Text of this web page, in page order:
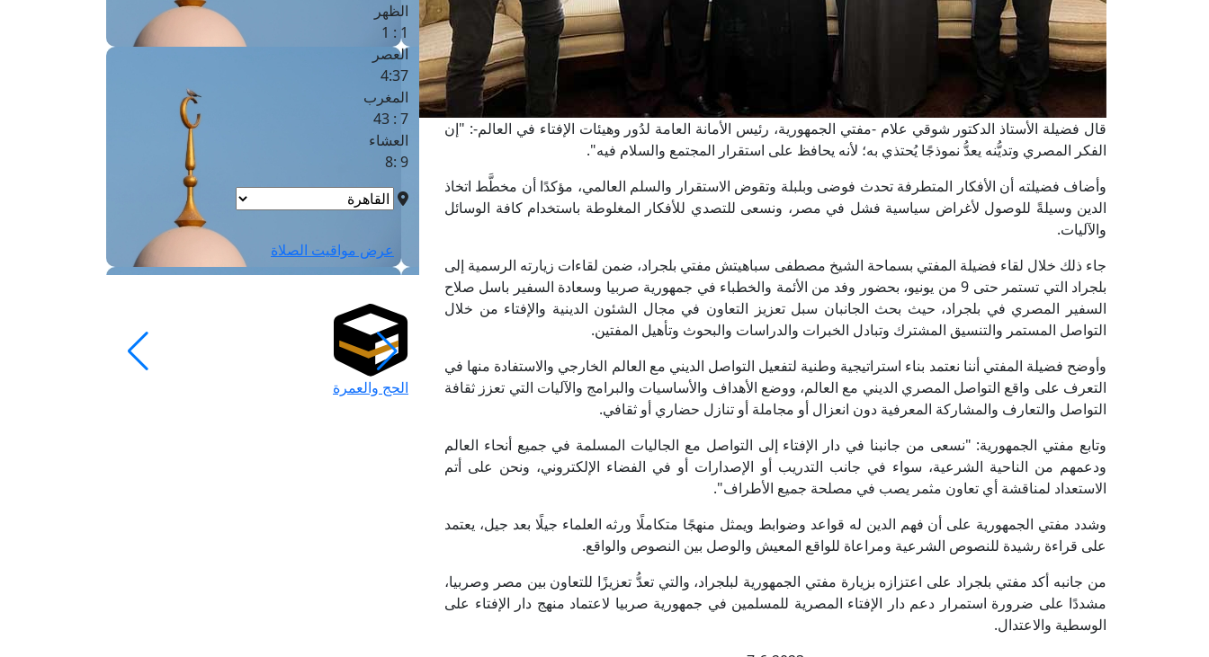
قال فضيلة الأستاذ الدكتور شوقي علام -مفتي الجمهورية، رئيس الأمانة العامة لدُور وهيئات الإفتاء في العالم-: "إن
الفكر المصري وتديُّنه يعدُّ نموذجًا يُحتذي به؛ لأنه يحافظ على استقرار المجتمع والسلام فيه".
وأضاف فضيلته أن الأفكار المتطرفة تحدث فوضى وبلبلة وتقوض الاستقرار والسلم العالمي، مؤكدًا أن مخطَّط اتخاذ
الدين وسيلةً للوصول لأغراض سياسية فشل في مصر، ونسعى للتصدي للأفكار المغلوطة باستخدام كافة الوسائل
والآليات.
جاء ذلك خلال لقاء فضيلة المفتي بسماحة الشيخ مصطفى سباهيتش مفتي بلجراد، ضمن لقاءات زيارته الرسمية إلى
بلجراد التي تستمر حتى 9 من يونيو، بحضور وفد من الأئمة والخطباء في جمهورية صربيا وسعادة السفير باسل صلاح
السفير المصري في بلجراد، حيث بحث الجانبان سبل تعزيز التعاون في مجال الشئون الدينية والإفتاء من خلال
التواصل المستمر والتنسيق المشترك وتبادل الخبرات والدراسات والبحوث وتأهيل المفتين.
وأوضح فضيلة المفتي أننا نعتمد بناء استراتيجية وطنية لتفعيل التواصل الديني مع العالم الخارجي والاستفادة منها في
التعرف على واقع التواصل المصري الديني مع العالم، ووضع الأهداف والأساسيات والبرامج والآليات التي تعزز ثقافة
التواصل والتعارف والمشاركة المعرفية دون انعزال أو مجاملة أو تنازل حضاري أو ثقافي.
وتابع مفتي الجمهورية: "نسعى من جانبنا في دار الإفتاء إلى التواصل مع الجاليات المسلمة في جميع أنحاء العالم
ودعمهم من الناحية الشرعية، سواء في جانب التدريب أو الإصدارات أو في الفضاء الإلكتروني، ونحن على أتم
الاستعداد لمناقشة أي تعاون مثمر يصب في مصلحة جميع الأطراف".
وشدد مفتي الجمهورية على أن فهم الدين له قواعد وضوابط ويمثل منهجًا متكاملًا ورثه العلماء جيلًا بعد جيل، يعتمد
على قراءة رشيدة للنصوص الشرعية ومراعاة للواقع المعيش والوصل بين النصوص والواقع.
من جانبه أكد مفتي بلجراد على اعتزازه بزيارة مفتي الجمهورية لبلجراد، والتي تعدُّ تعزيزًا للتعاون بين مصر وصربيا،
مشددًا على ضرورة استمرار دعم دار الإفتاء المصرية للمسلمين في جمهورية صربيا لاعتماد منهج دار الإفتاء على
الوسطية والاعتدال.
الظهر
1 : 1
العصر
4:37
المغرب
7 : 43
العشاء
9 :8
عرض مواقيت الصلاة
الحج والعمرة